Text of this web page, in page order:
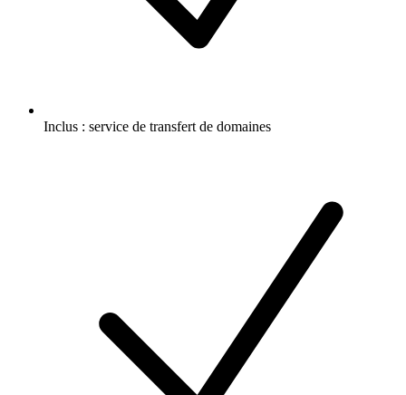
Inclus : service de transfert de domaines